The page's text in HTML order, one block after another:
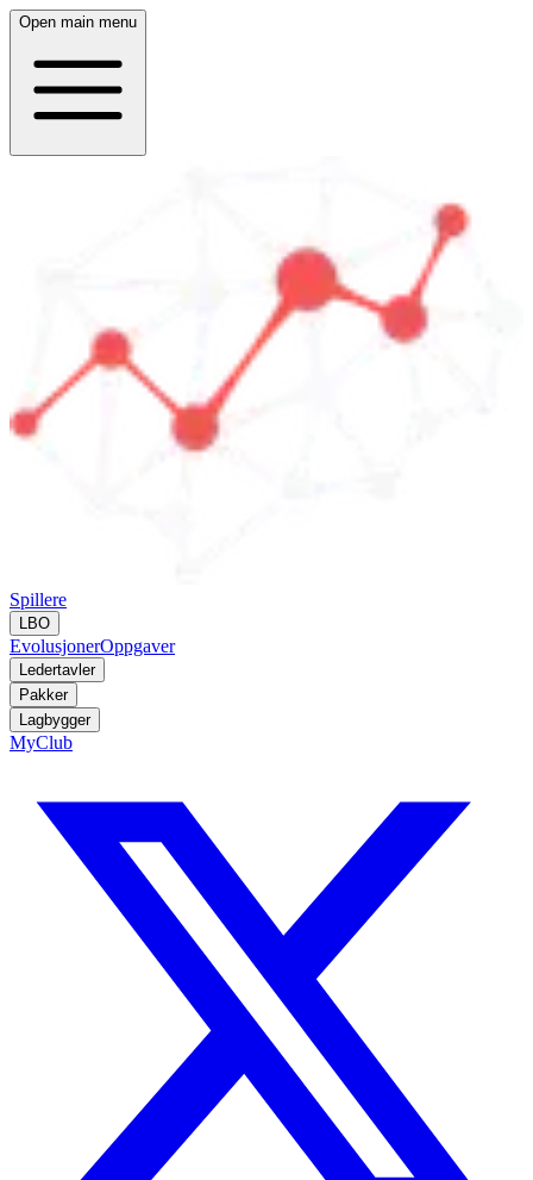
Open main menu
Spillere
LBO
EvolusjonerOppgaver
Ledertavler
Pakker
Lagbygger
MyClub